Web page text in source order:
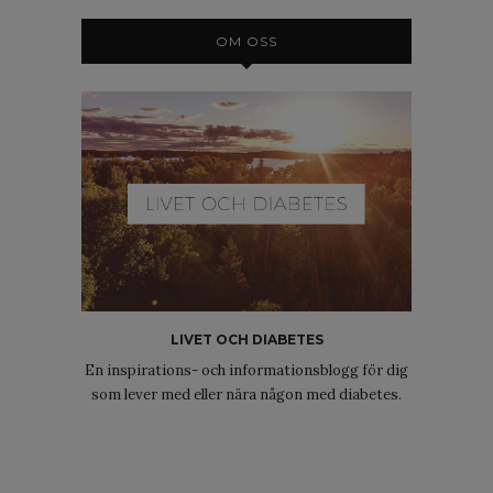
OM OSS
LIVET OCH DIABETES
En inspirations- och informationsblogg för dig
som lever med eller nära någon med diabetes.